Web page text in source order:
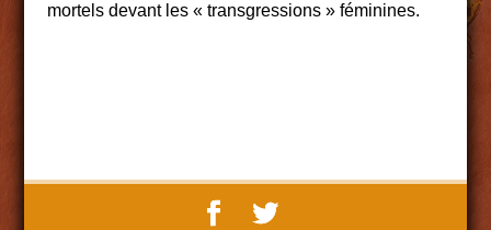
mortels devant les « transgressions » féminines.